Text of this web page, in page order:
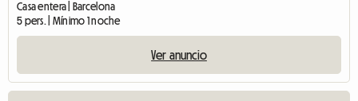
Casa entera | Barcelona
5 pers. | Mínimo 1 noche
Ver anuncio